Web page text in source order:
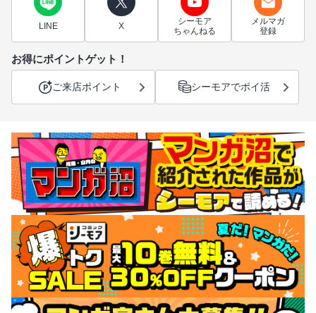
LINE X
シーモア
ちゃんねる
メルマガ
登録
お得にポイントゲット！
ご来店ポイント シーモアでポイ活